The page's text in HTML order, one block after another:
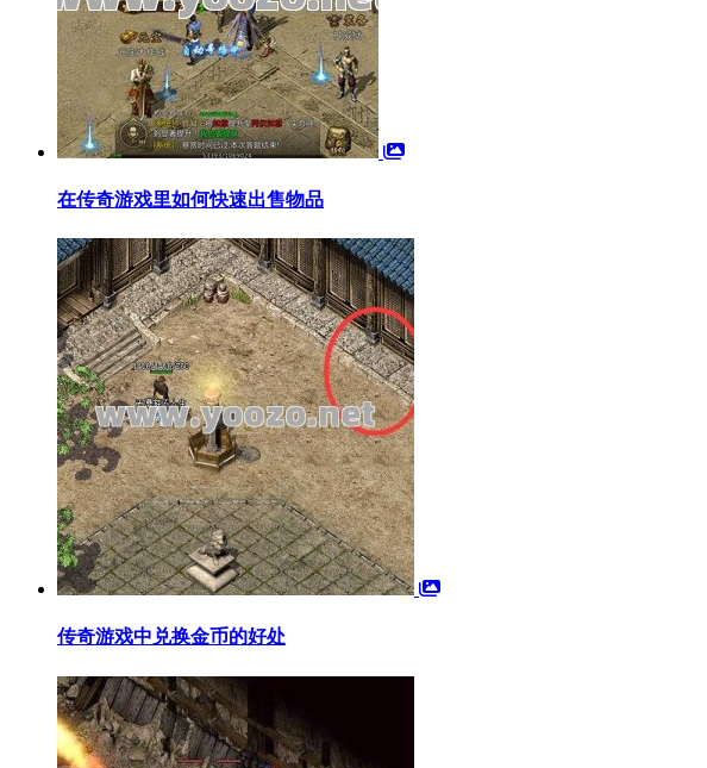
在传奇游戏里如何快速出售物品
传奇游戏中兑换金币的好处